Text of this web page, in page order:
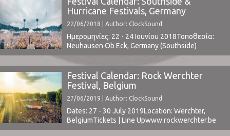
Hurricane Festivals, Germany
22/06/2018 | Author: ClockSound
Ημερομηνίες: 22 - 24 Ιουνίου 2018Τοποθεσία:
Neuhausen Ob Eck, Germany (Southside)
& Eichenring Scheessel, Germany (Hurricane)Τιμή
Εισιτηρίου: € 199 (Tickets Southside / Tickets
Hurricane)
www.southside.de / www.hurricane.deΤο Line
Up περιλαμβάνει: Arctic Monkeys | Arcade Fire |
The Prodigy | Billy Talent Marteria | Kraftklub |
Broilers | Justice | Biffy Clyro | The Offspring ...
Festival Calendar: Rock Werchter
Festival, Belgium
27/06/2019 | Author: ClockSound
Dates: 27 - 30 July 2019Location: Werchter,
BelgiumTickets | Line Upwww.rockwerchter.be ⁪